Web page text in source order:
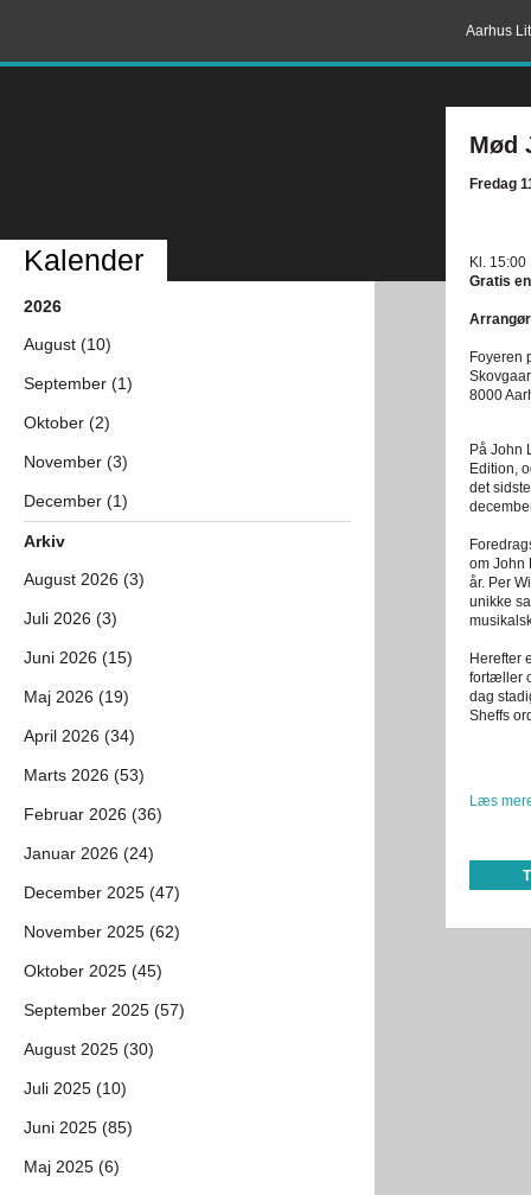
Aarhus
Mød
Fredag
Kl. 15:00
Gratis
Foyeren
8000
På John
Edition,
det
om John
år. Per
unikke
Herefter
fortæller
dag
Sheffs
Læs
Kalender
2026
August (10)
September (1)
Oktober (2)
November (3)
December (1)
Arkiv
August 2026 (3)
Juli 2026 (3)
Juni 2026 (15)
Maj 2026 (19)
April 2026 (34)
Marts 2026 (53)
Februar 2026 (36)
Januar 2026 (24)
December 2025 (47)
November 2025 (62)
Oktober 2025 (45)
September 2025 (57)
August 2025 (30)
Juli 2025 (10)
Juni 2025 (85)
Maj 2025 (6)